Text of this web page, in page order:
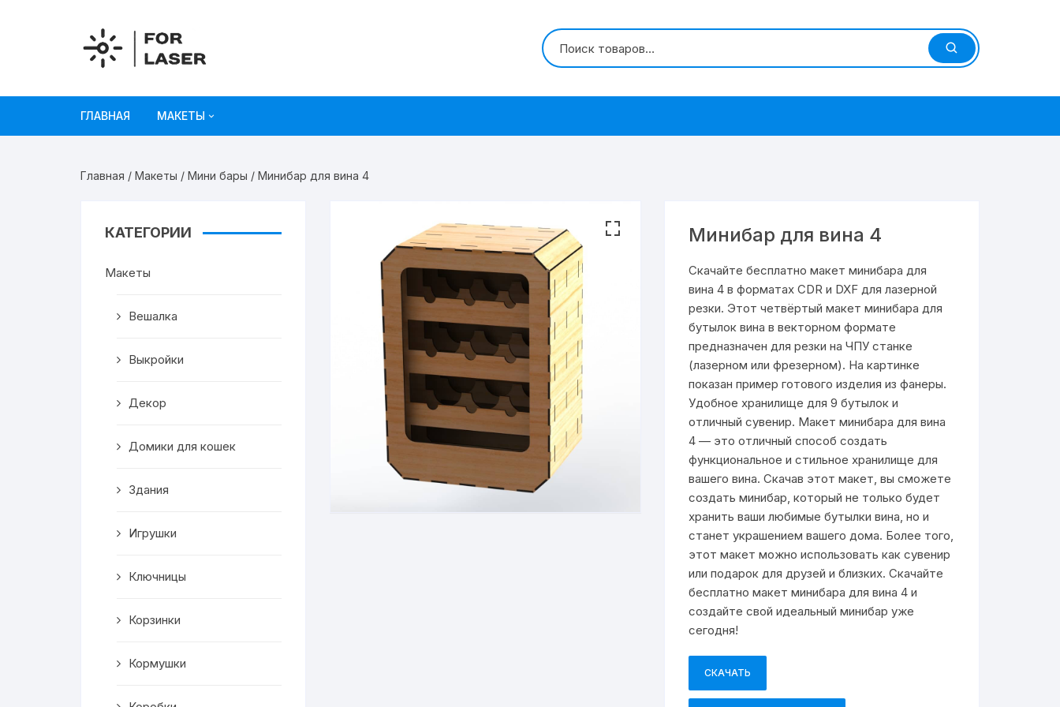
ГЛАВНАЯ МАКЕТЫ
Игрушки
Рамки для фото
Светильники
Подставки
Мини бары
Главная / Макеты / Мини бары / Минибар для вина 4
Минибар для вина 4
Скачайте бесплатно макет минибара для
вина 4 в форматах CDR и DXF для лазерной
резки. Этот четвёртый макет минибара для
бутылок вина в векторном формате
предназначен для резки на ЧПУ станке
(лазерном или фрезерном). На картинке
показан пример готового изделия из фанеры.
Удобное хранилище для 9 бутылок и
отличный сувенир. Макет минибара для вина
4 — это отличный способ создать
функциональное и стильное хранилище для
вашего вина. Скачав этот макет, вы сможете
создать минибар, который не только будет
хранить ваши любимые бутылки вина, но и
станет украшением вашего дома. Более того,
этот макет можно использовать как сувенир
или подарок для друзей и близких. Скачайте
бесплатно макет минибара для вина 4 и
создайте свой идеальный минибар уже
сегодня!
СКАЧАТЬ
КАТЕГОРИИ
Макеты
Вешалка
Выкройки
Декор
Домики для кошек
Здания
Игрушки
Ключницы
Корзинки
Кормушки